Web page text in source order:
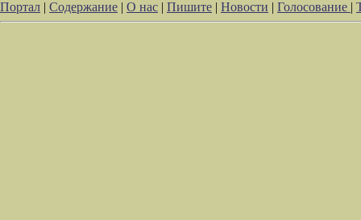
Портал | Содержание | О нас | Пишите | Новости | Голосование |